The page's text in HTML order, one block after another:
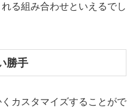
る組み合わせといえるでし
勝手
カスタマイズすることがで